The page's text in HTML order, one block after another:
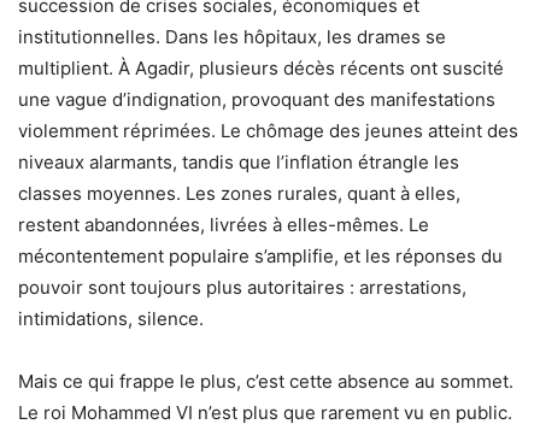
succession de crises sociales, économiques et
institutionnelles. Dans les hôpitaux, les drames se
multiplient. À Agadir, plusieurs décès récents ont suscité
une vague d’indignation, provoquant des manifestations
violemment réprimées. Le chômage des jeunes atteint des
niveaux alarmants, tandis que l’inflation étrangle les
classes moyennes. Les zones rurales, quant à elles,
restent abandonnées, livrées à elles-mêmes. Le
mécontentement populaire s’amplifie, et les réponses du
pouvoir sont toujours plus autoritaires : arrestations,
intimidations, silence.
Mais ce qui frappe le plus, c’est cette absence au sommet.
Le roi Mohammed VI n’est plus que rarement vu en public.